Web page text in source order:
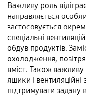
Важливу роль
направляється
застосовується
спеціальні
обдув продуктів.
охолодження,
вміст. Також
ящики і
підтримувати задану